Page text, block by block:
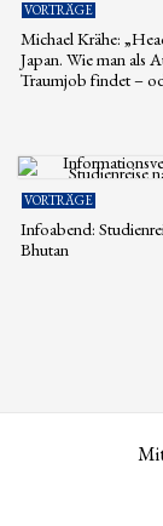
VORTRÄGE
Michael Krähe:
Japan. Wie man als
Traumjob findet –
VORTRÄGE
Infoabend:
Bhutan